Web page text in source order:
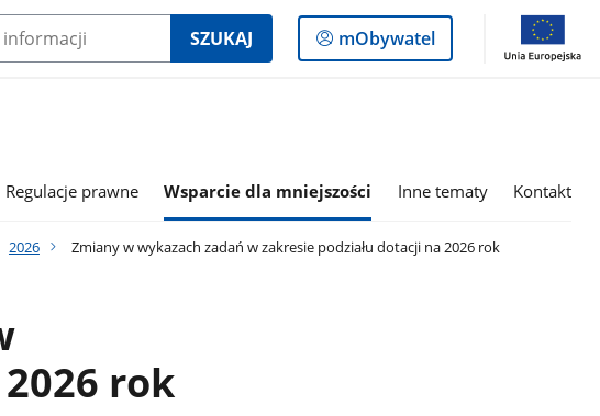
SZUKAJ
Logowanie
do
mObywatel
Regulacje prawne Wsparcie dla mniejszości Inne tematy Kontakt
2026 Zmiany w wykazach zadań w zakresie podziału dotacji na 2026 rok
rok